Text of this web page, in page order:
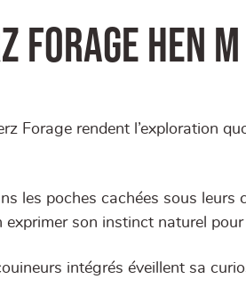
Forage Hen M
Forage rendent l’exploration
les poches cachées sous leurs
exprimer son instinct naturel
intégrés éveillent sa